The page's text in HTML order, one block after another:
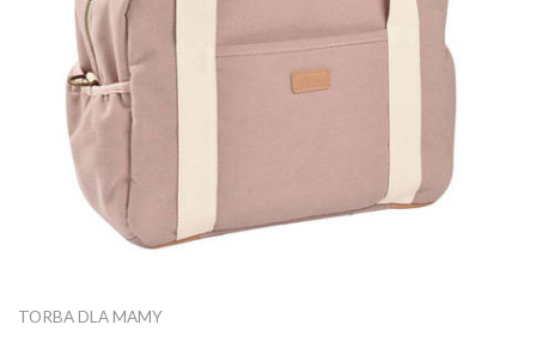
TORBA DLA MAMY